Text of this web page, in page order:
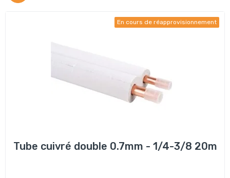
En cours de réapprovisionnement
Tube cuivré double 0.7mm - 1/4-3/8 20m